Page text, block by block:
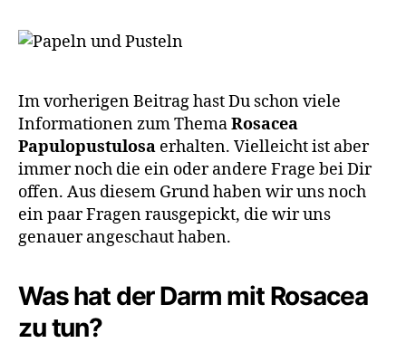
Im vorherigen Beitrag hast Du schon viele
Informationen zum ThemaRosacea
Papulopustulosa erhalten. Vielleicht ist aber
immer noch die ein oder andere Frage bei Dir
offen. Aus diesem Grund haben wir uns noch
ein paar Fragen rausgepickt, die wir uns
genauer angeschaut haben.
Was hat der Darm mit Rosacea
zu tun?